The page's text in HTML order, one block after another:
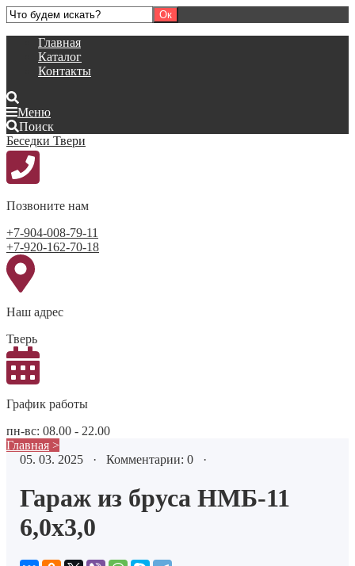
Главная
Каталог
Контакты
Меню
Поиск
Беседки Твери
Позвоните нам
+7-904-008-79-11
+7-920-162-70-18
Наш адрес
Тверь
График работы
пн-вс: 08.00 - 22.00
Главная >
05. 03. 2025 · Комментарии: 0 ·
Гараж из бруса НМБ-11
6,0х3,0